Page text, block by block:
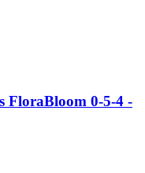
FloraBloom 0-5-4 -